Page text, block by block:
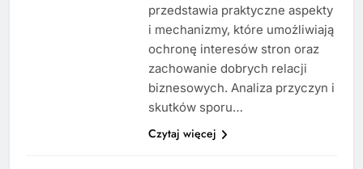
przedstawia praktyczne aspekty
i mechanizmy, które umożliwiają
ochronę interesów stron oraz
zachowanie dobrych relacji
biznesowych. Analiza przyczyn i
skutków sporu…
Czytaj więcej